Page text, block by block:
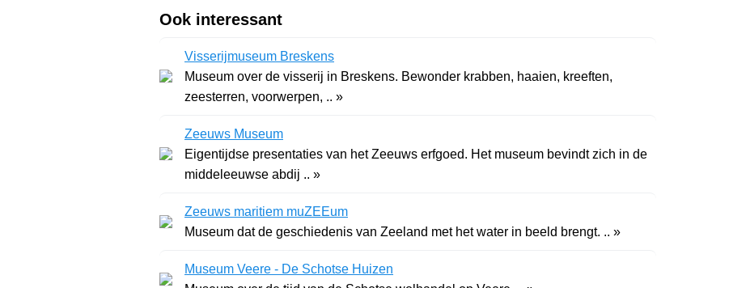
Ook interessant
Visserijmuseum Breskens
Museum over de visserij in Breskens. Bewonder krabben, haaien, kreeften,
zeesterren, voorwerpen, .. »
Zeeuws Museum
Eigentijdse presentaties van het Zeeuws erfgoed. Het museum bevindt zich in de
middeleeuwse abdij .. »
Zeeuws maritiem muZEEum
Museum dat de geschiedenis van Zeeland met het water in beeld brengt. .. »
Museum Veere - De Schotse Huizen